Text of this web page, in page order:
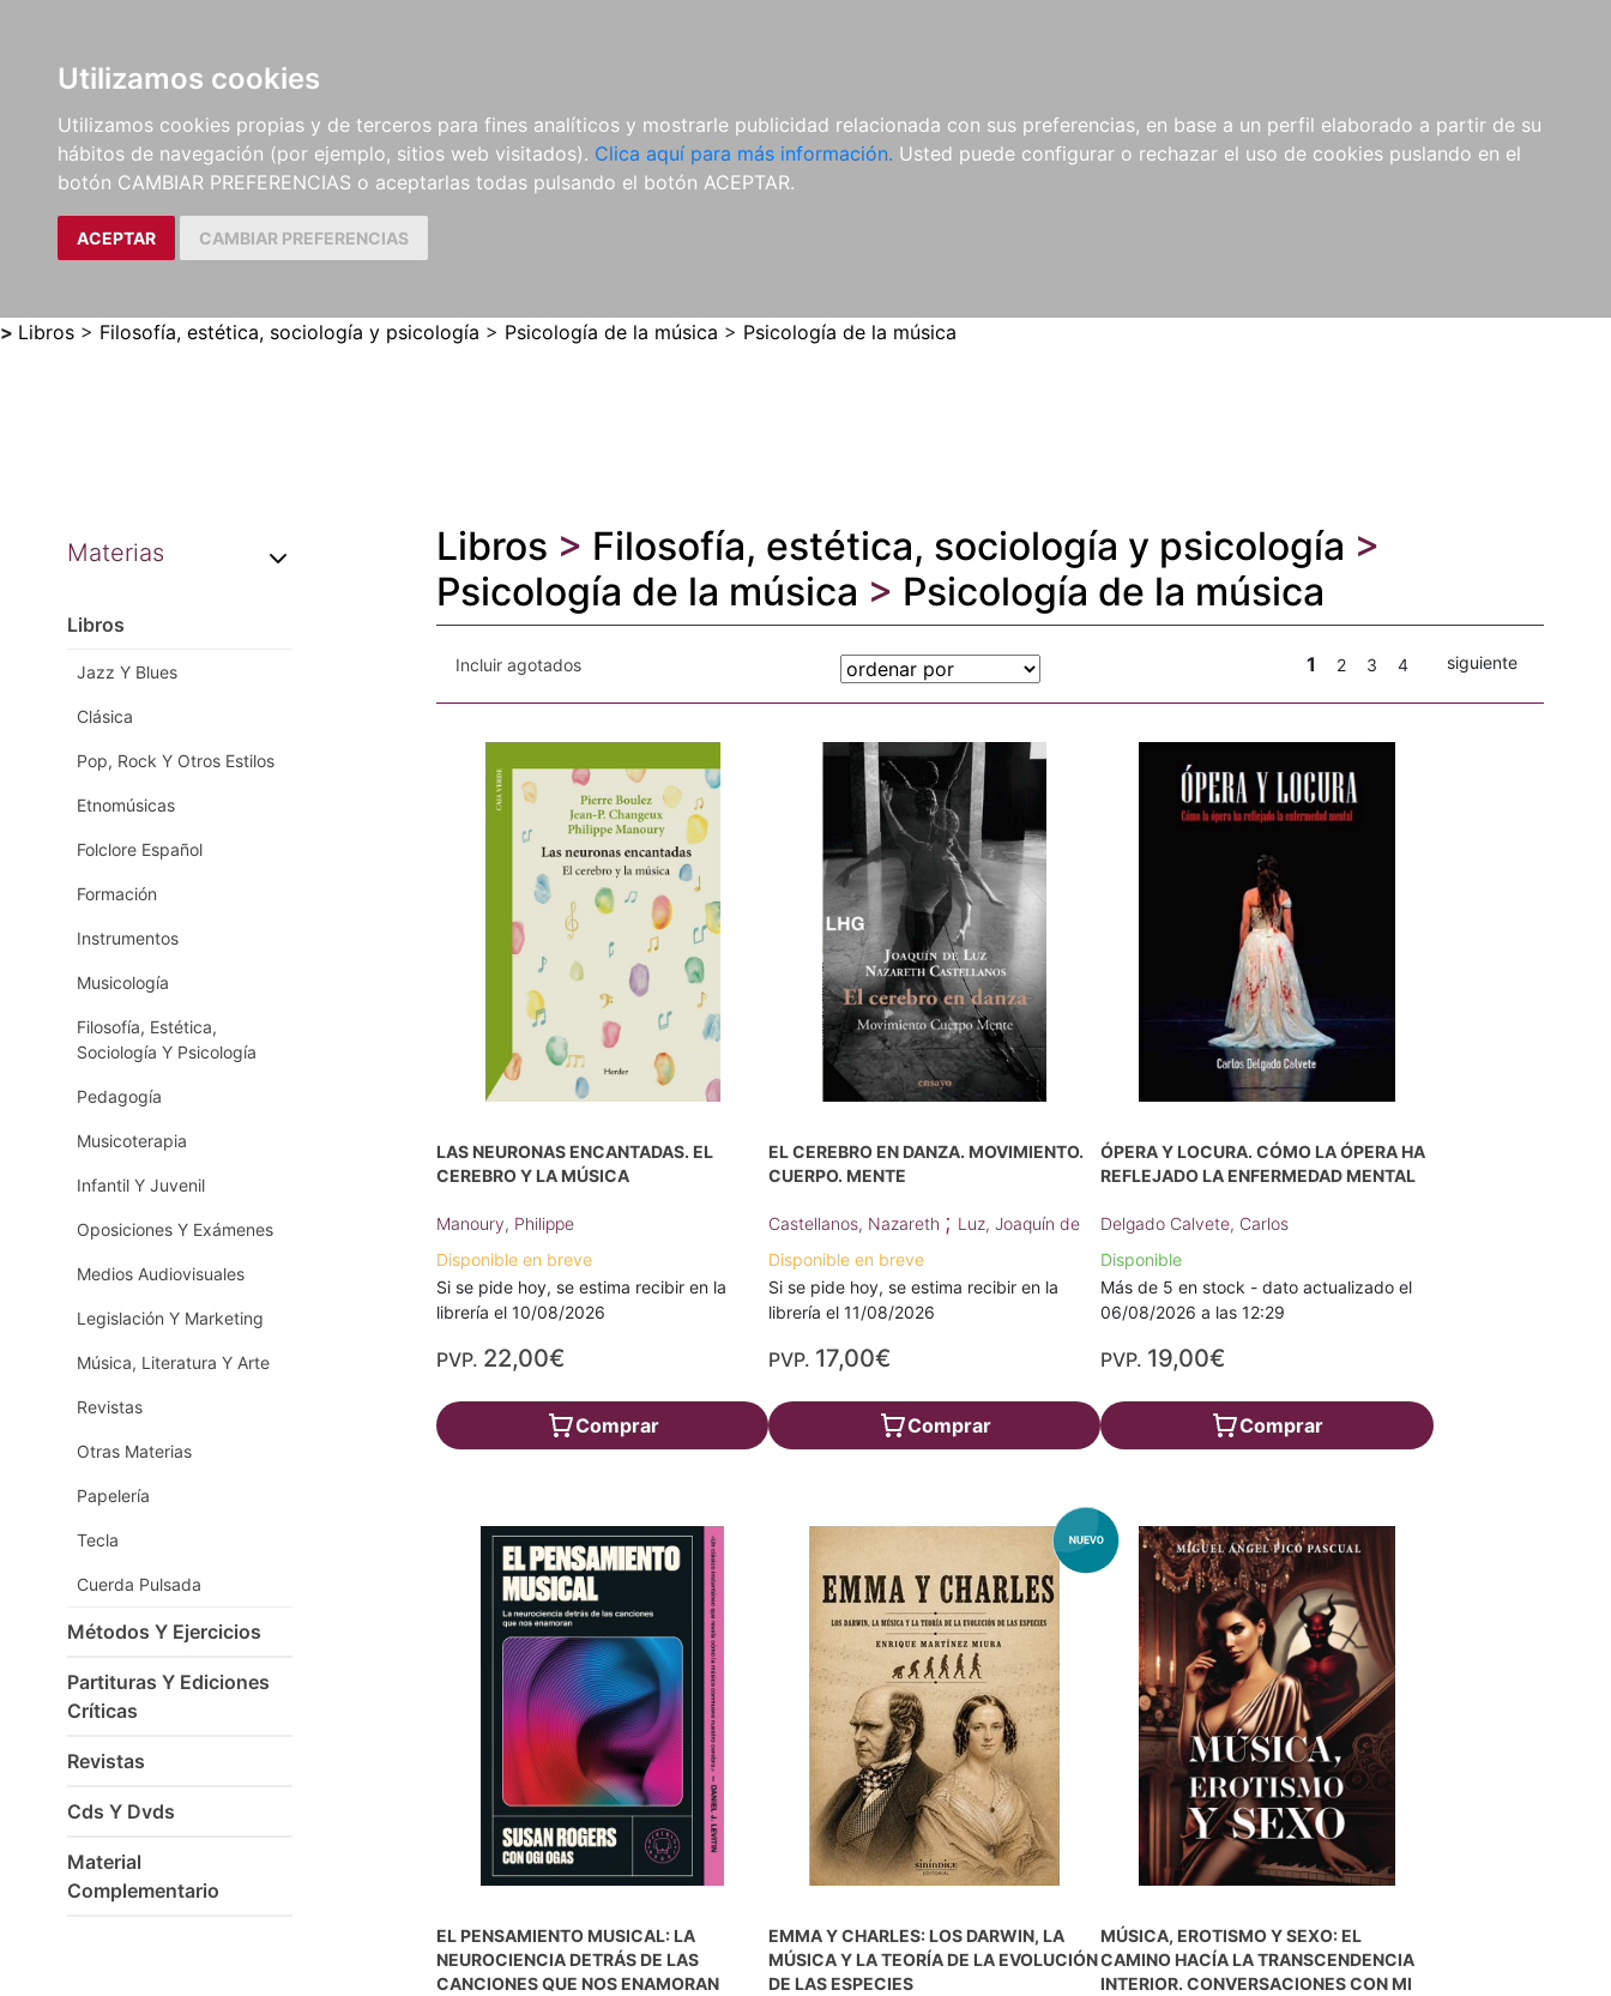
Utilizamos cookies
Utilizamos cookies propias y de terceros para fines analíticos y mostrarle publicidad relacionada con sus preferencias, en base a un perfil elaborado a partir de su
hábitos de navegación (por ejemplo, sitios web visitados). Clica aquí para más información. Usted puede configurar o rechazar el uso de cookies puslando en el
botón CAMBIAR PREFERENCIAS o aceptarlas todas pulsando el botón ACEPTAR.
ACEPTAR CAMBIAR PREFERENCIAS
LIBROS
MÉTODOS Y
EJERCICIOS
PARTITURAS Y EDICIONES
CRÍTICAS
REVISTAS
CDS Y
DVDS
MATERIAL
COMPLEMENTARIO
NOVEDADES NOTICIAS
COMPRAS
INSTITUCIONALES
> Libros > Filosofía, estética, sociología y psicología > Psicología de la música > Psicología de la música
Materias
Libros
Jazz Y Blues
Clásica
Pop, Rock Y Otros Estilos
Etnomúsicas
Folclore Español
Formación
Instrumentos
Musicología
Filosofía, Estética,
Sociología Y Psicología
Pedagogía
Musicoterapia
Infantil Y Juvenil
Oposiciones Y Exámenes
Medios Audiovisuales
Legislación Y Marketing
Música, Literatura Y Arte
Revistas
Otras Materias
Papelería
Tecla
Cuerda Pulsada
Métodos Y Ejercicios
Partituras Y Ediciones
Críticas
Revistas
Cds Y Dvds
Material
Complementario
Libros > Filosofía, estética, sociología y psicología >
Psicología de la música > Psicología de la música
Incluir agotados 1 2 3 4 siguiente
LAS NEURONAS ENCANTADAS. EL
CEREBRO Y LA MÚSICA
Manoury, Philippe
Disponible en breve
Si se pide hoy, se estima recibir en la
librería el 10/08/2026
PVP. 22,00€
Comprar
EL CEREBRO EN DANZA. MOVIMIENTO.
CUERPO. MENTE
Castellanos, Nazareth ; Luz, Joaquín de
Disponible en breve
Si se pide hoy, se estima recibir en la
librería el 11/08/2026
PVP. 17,00€
Comprar
ÓPERA Y LOCURA. CÓMO LA ÓPERA HA
REFLEJADO LA ENFERMEDAD MENTAL
Delgado Calvete, Carlos
Disponible
Más de 5 en stock - dato actualizado el
06/08/2026 a las 12:29
PVP. 19,00€
Comprar
EL PENSAMIENTO MUSICAL: LA
NEUROCIENCIA DETRÁS DE LAS
CANCIONES QUE NOS ENAMORAN
EMMA Y CHARLES: LOS DARWIN, LA
MÚSICA Y LA TEORÍA DE LA EVOLUCIÓN
DE LAS ESPECIES
MÚSICA, EROTISMO Y SEXO: EL
CAMINO HACÍA LA TRANSCENDENCIA
INTERIOR. CONVERSACIONES CON MI